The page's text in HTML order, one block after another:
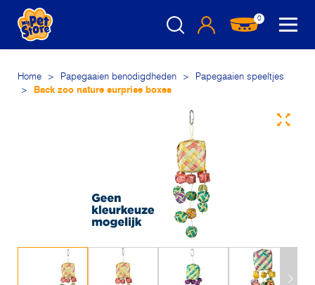
0
Home > Papegaaien benodigdheden >
Papegaaien speeltjes
>
Back zoo nature surprise boxes